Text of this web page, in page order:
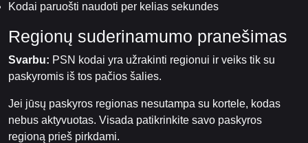
Kodai paruošti naudoti per kelias sekundes
Regionų suderinamumo pranešimas
Svarbu: PSN kodai yra užrakinti regionui ir veiks tik su
paskyromis iš tos pačios šalies.
Jei jūsų paskyros regionas nesutampa su kortele, kodas
nebus aktyvuotas. Visada patikrinkite savo paskyros
regioną prieš pirkdami.